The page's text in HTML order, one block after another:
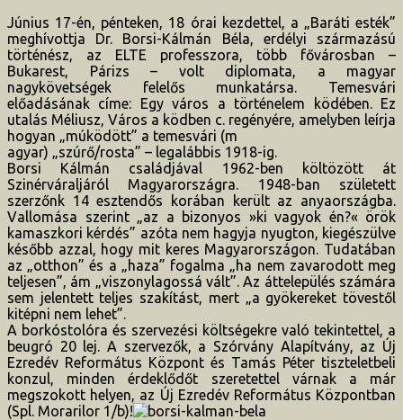
Június 17-én, pénteken, 18 órai kezdettel, a „Baráti esték”
meghívottja Dr. Borsi-Kálmán Béla, erdélyi származású
történész, az ELTE professzora, több fővárosban –
Bukarest, Párizs – volt diplomata, a magyar
nagykövetségek felelős munkatársa. Temesvári
előadásának címe: Egy város a történelem ködében. Ez
utalás Méliusz, Város a ködben c. regényére, amelyben leírja
hogyan „múködött” a temesvári (m
agyar) „szúrő/rosta” – legalábbis 1918-ig.
Borsi Kálmán családjával 1962-ben költözött át
Szinérváraljáról Magyarországra. 1948-ban született
szerzőnk 14 esztendős korában került az anyaországba.
Vallomása szerint „az a bizonyos »ki vagyok én?« örök
kamaszkori kérdés” azóta nem hagyja nyugton, kiegészülve
később azzal, hogy mit keres Magyarországon. Tudatában
az „otthon” és a „haza” fogalma „ha nem zavarodott meg
teljesen”, ám „viszonylagossá vált”. Az áttelepülés számára
sem jelentett teljes szakítást, mert „a gyökereket tövestől
kitépni nem lehet”.
A borkóstolóra és szervezési költségekre való tekintettel, a
beugró 20 lej. A szervezők, a Szórvány Alapítvány, az Új
Ezredév Református Központ és Tamás Péter tiszteletbeli
konzul, minden érdeklődőt szeretettel várnak a már
megszokott helyen, az Új Ezredév Református Központban
(Spl. Morarilor 1/b)!